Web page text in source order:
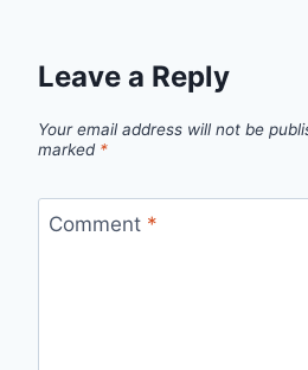
Leave a Reply
Your email address will not be
marked *
Comment *